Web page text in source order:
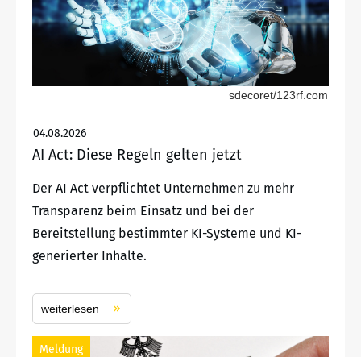
sdecoret/123rf.com
04.08.2026
AI Act: Diese Regeln gelten jetzt
Der AI Act verpflichtet Unternehmen zu mehr
Transparenz beim Einsatz und bei der
Bereitstellung bestimmter KI-Systeme und KI-
generierter Inhalte.
weiterlesen
Meldung